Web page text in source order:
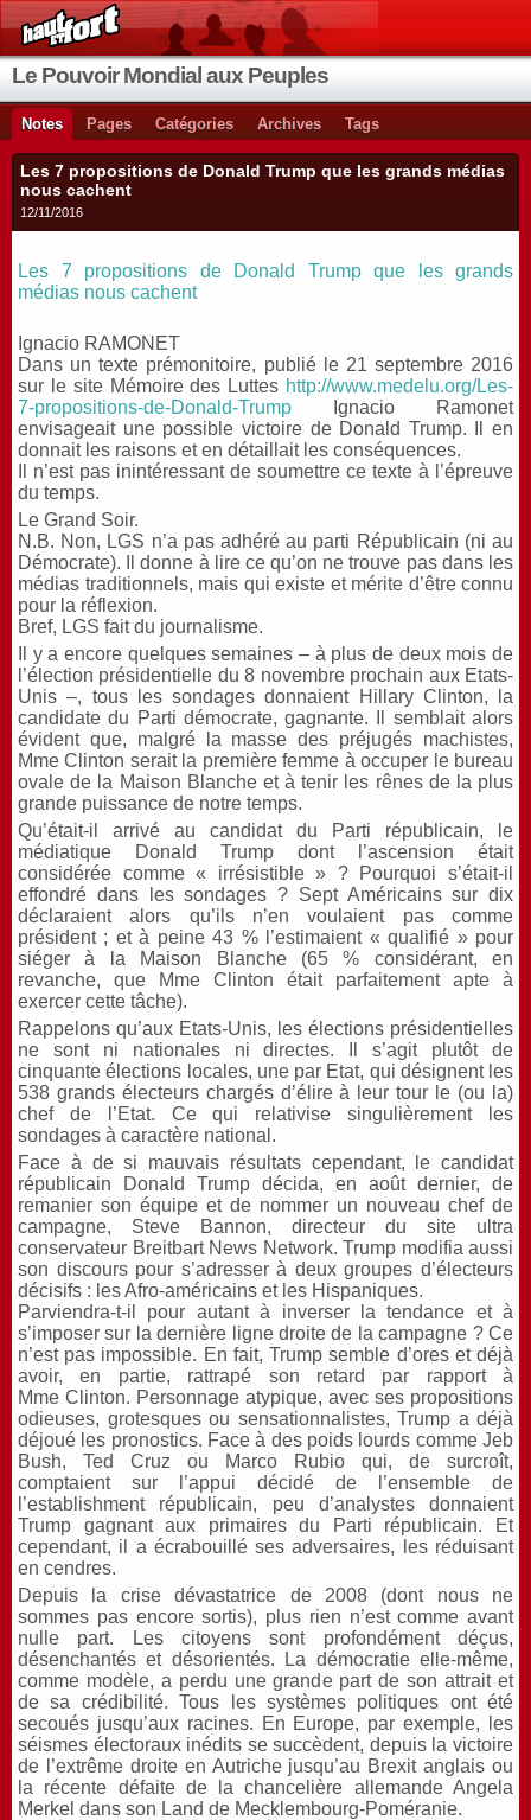
Le Pouvoir Mondial aux Peuples
Notes Pages Catégories Archives Tags
Les 7 propositions de Donald Trump que les grands médias
nous cachent
12/11/2016
Les 7 propositions de Donald Trump que les grands
médias nous cachent
Ignacio RAMONET
Dans un texte prémonitoire, publié le 21 septembre 2016
sur le site Mémoire des Luttes http://www.medelu.org/Les-
7-propositions-de-Donald-Trump Ignacio Ramonet
envisageait une possible victoire de Donald Trump. Il en
donnait les raisons et en détaillait les conséquences.
Il n’est pas inintéressant de soumettre ce texte à l’épreuve
du temps.
Le Grand Soir.
N.B. Non, LGS n’a pas adhéré au parti Républicain (ni au
Démocrate). Il donne à lire ce qu’on ne trouve pas dans les
médias traditionnels, mais qui existe et mérite d’être connu
pour la réflexion.
Bref, LGS fait du journalisme.
Il y a encore quelques semaines – à plus de deux mois de
l’élection présidentielle du 8 novembre prochain aux Etats-
Unis –, tous les sondages donnaient Hillary Clinton, la
candidate du Parti démocrate, gagnante. Il semblait alors
évident que, malgré la masse des préjugés machistes,
Mme Clinton serait la première femme à occuper le bureau
ovale de la Maison Blanche et à tenir les rênes de la plus
grande puissance de notre temps.
Qu’était-il arrivé au candidat du Parti républicain, le
médiatique Donald Trump dont l’ascension était
considérée comme « irrésistible » ? Pourquoi s’était-il
effondré dans les sondages ? Sept Américains sur dix
déclaraient alors qu’ils n’en voulaient pas comme
président ; et à peine 43 % l’estimaient « qualifié » pour
siéger à la Maison Blanche (65 % considérant, en
revanche, que Mme Clinton était parfaitement apte à
exercer cette tâche).
Rappelons qu’aux Etats-Unis, les élections présidentielles
ne sont ni nationales ni directes. Il s’agit plutôt de
cinquante élections locales, une par Etat, qui désignent les
538 grands électeurs chargés d’élire à leur tour le (ou la)
chef de l’Etat. Ce qui relativise singulièrement les
sondages à caractère national.
Face à de si mauvais résultats cependant, le candidat
républicain Donald Trump décida, en août dernier, de
remanier son équipe et de nommer un nouveau chef de
campagne, Steve Bannon, directeur du site ultra
conservateur Breitbart News Network. Trump modifia aussi
son discours pour s’adresser à deux groupes d’électeurs
décisifs : les Afro-américains et les Hispaniques.
Parviendra-t-il pour autant à inverser la tendance et à
s’imposer sur la dernière ligne droite de la campagne ? Ce
n’est pas impossible. En fait, Trump semble d’ores et déjà
avoir, en partie, rattrapé son retard par rapport à
Mme Clinton. Personnage atypique, avec ses propositions
odieuses, grotesques ou sensationnalistes, Trump a déjà
déjoué les pronostics. Face à des poids lourds comme Jeb
Bush, Ted Cruz ou Marco Rubio qui, de surcroît,
comptaient sur l’appui décidé de l’ensemble de
l’establishment républicain, peu d’analystes donnaient
Trump gagnant aux primaires du Parti républicain. Et
cependant, il a écrabouillé ses adversaires, les réduisant
en cendres.
Depuis la crise dévastatrice de 2008 (dont nous ne
sommes pas encore sortis), plus rien n’est comme avant
nulle part. Les citoyens sont profondément déçus,
désenchantés et désorientés. La démocratie elle-même,
comme modèle, a perdu une grande part de son attrait et
de sa crédibilité. Tous les systèmes politiques ont été
secoués jusqu’aux racines. En Europe, par exemple, les
séismes électoraux inédits se succèdent, depuis la victoire
de l’extrême droite en Autriche jusqu’au Brexit anglais ou
la récente défaite de la chancelière allemande Angela
Merkel dans son Land de Mecklembourg-Poméranie.